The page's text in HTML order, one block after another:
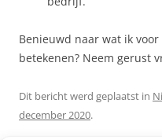
Benieuwd naar wat ik
betekenen? Neem gerust
Dit bericht werd geplaatst in
december 2020.